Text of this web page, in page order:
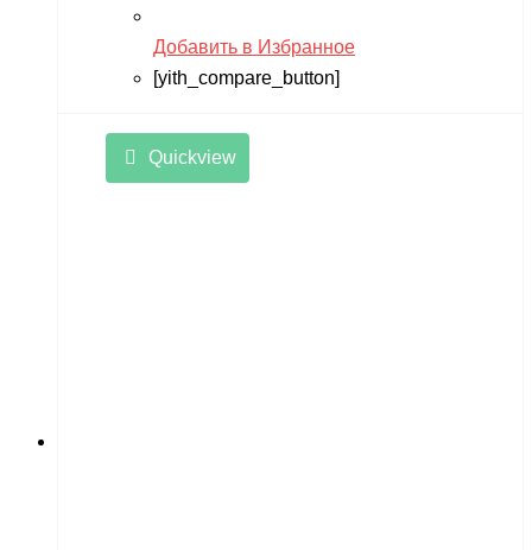
Добавить в Избранное
[yith_compare_button]
Quickview